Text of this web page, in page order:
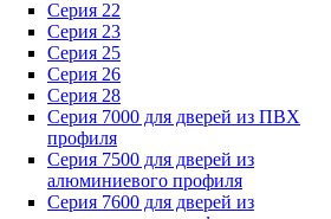
Серия 22
Серия 23
Серия 25
Серия 26
Серия 28
Серия 7000 для дверей из ПВХ
профиля
Серия 7500 для дверей из
алюминиевого профиля
Серия 7600 для дверей из